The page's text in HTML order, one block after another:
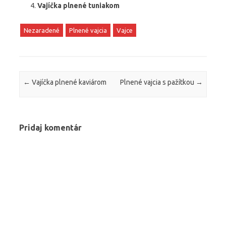
Vajíčka plnené tuniakom
Nezaradené Plnené vajcia Vajce
Post navigation
← Vajíčka plnené kaviárom Plnené vajcia s pažítkou →
Pridaj komentár